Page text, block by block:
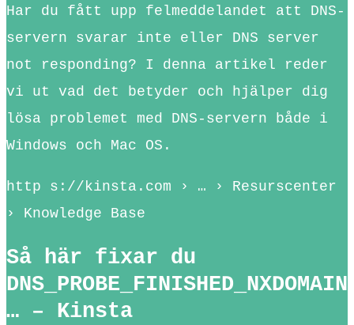
Har du fått upp felmeddelandet att DNS-
servern svarar inte eller DNS server
not responding? I denna artikel reder
vi ut vad det betyder och hjälper dig
lösa problemet med DNS-servern både i
Windows och Mac OS.
http s://kinsta.com › … › Resurscenter
› Knowledge Base
Så här fixar du
DNS_PROBE_FINISHED_NXDOMAIN
… – Kinsta